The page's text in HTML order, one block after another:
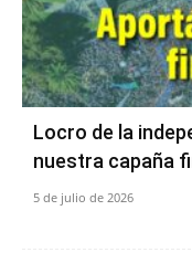
Locro de la
nuestra capaña
5 de julio de 2026